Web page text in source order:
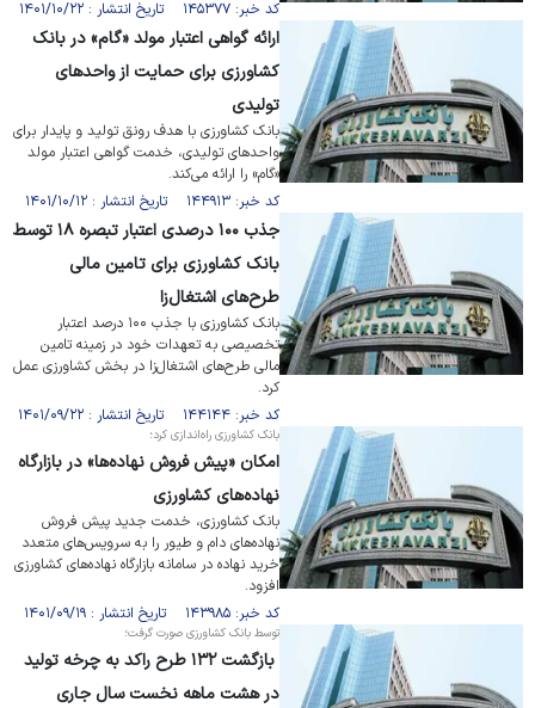
کد خبر: ۱۴۵۳۷۷ تاریخ انتشار : ۱۴۰۱/۱۰/۲۲
ارائه گواهی اعتبار مولد «گام» در بانک
کشاورزی برای حمایت از واحد‌های
تولیدی
بانک کشاورزی با هدف رونق تولید و پایدار برای
واحد‌های تولیدی، خدمت گواهی اعتبار مولد
«گام» را ارائه می‌کند.
کد خبر: ۱۴۴۹۱۳ تاریخ انتشار : ۱۴۰۱/۱۰/۱۲
جذب ۱۰۰ درصدی اعتبار تبصره ۱۸ توسط
بانک کشاورزی برای تامین مالی
طرح‌های اشتغال‌زا
بانک کشاورزی با جذب ۱۰۰ درصد اعتبار
تخصیصی به تعهدات خود در زمینه تامین
مالی طرح‌های اشتغال‌زا در بخش کشاورزی عمل
کرد.
کد خبر: ۱۴۴۱۴۴ تاریخ انتشار : ۱۴۰۱/۰۹/۲۲
بانک کشاورزی راه‌اندازی کرد؛
امکان «پیش فروش نهاده‌ها» در بازارگاه
نهاده‌های کشاورزی
بانک کشاورزی، خدمت جدید پیش فروش
نهاده‌های دام و طیور را به سرویس‌های متعدد
خرید نهاده در سامانه بازارگاه نهاده‌های کشاورزی
افزود.
کد خبر: ۱۴۳۹۸۵ تاریخ انتشار : ۱۴۰۱/۰۹/۱۹
توسط بانک کشاورزی صورت گرفت؛
بازگشت ۱۳۲ طرح راکد به چرخه تولید
در هشت ماهه نخست سال جاری